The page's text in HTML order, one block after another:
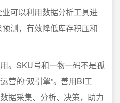
可以利用数据分析工具进
测，有效降低库存积压和
。SKU号和一物一码不是孤
营的“双引擎”。善用BI工
据采集、分析、决策，助力